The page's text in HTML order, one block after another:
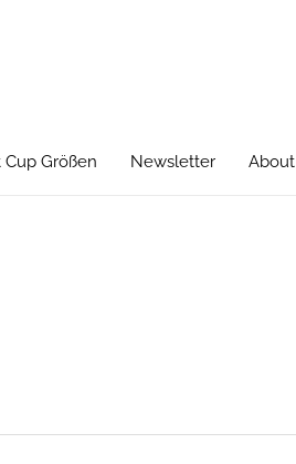
Größen Newsletter About